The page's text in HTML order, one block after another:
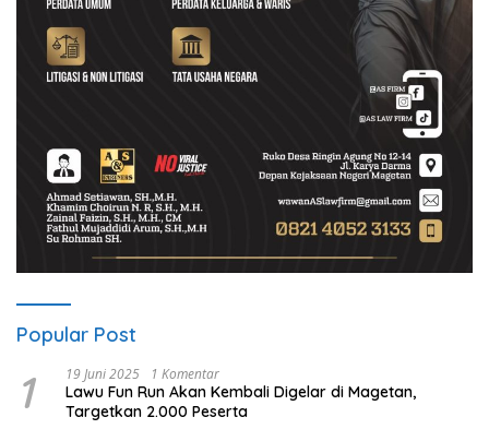
Popular Post
1 19 Juni 2025 1 Komentar
Lawu Fun Run Akan Kembali Digelar di Magetan,
Targetkan 2.000 Peserta